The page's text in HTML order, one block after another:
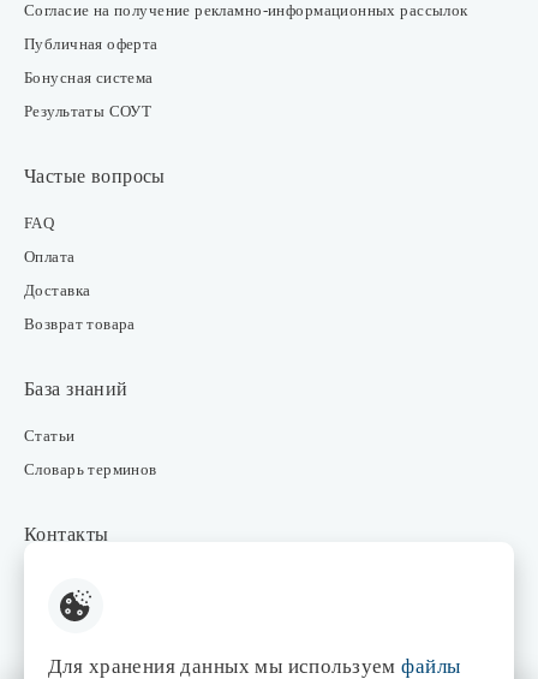
Согласие на получение рекламно-информационных рассылок
Публичная оферта
Бонусная система
Результаты СОУТ
Частые вопросы
FAQ
Оплата
Доставка
Возврат товара
База знаний
Статьи
Словарь терминов
Контакты
Интернет-магазин
Для хранения данных мы используемфайлы